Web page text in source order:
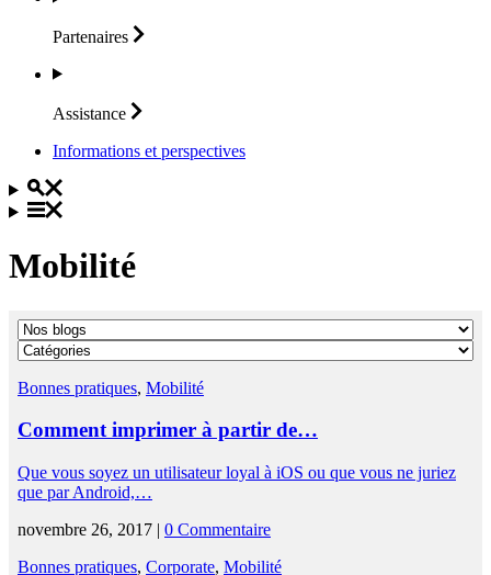
Partenaires
Assistance
Informations et perspectives
Mobilité
Bonnes pratiques, Mobilité
Comment imprimer à partir de…
Que vous soyez un utilisateur loyal à iOS ou que vous ne juriez
que par Android,…
novembre 26, 2017 | 0 Commentaire
Bonnes pratiques, Corporate, Mobilité